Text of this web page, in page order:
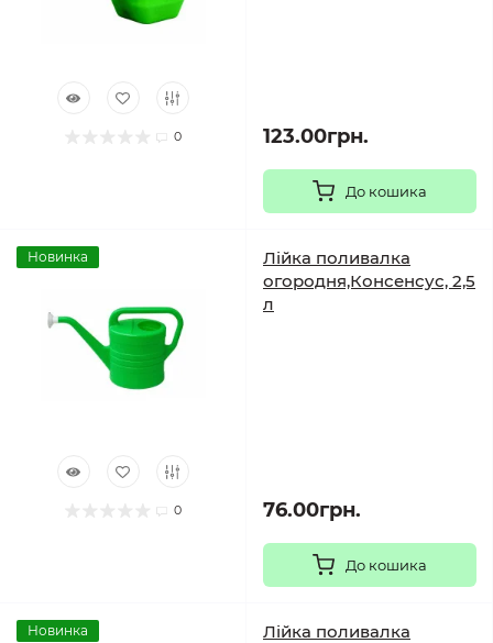
0 123.00грн.
До кошика
Новинка
0
Лійка поливалка
огородня,Консенсус, 2,5
л
76.00грн.
До кошика
Новинка
Лійка поливалка